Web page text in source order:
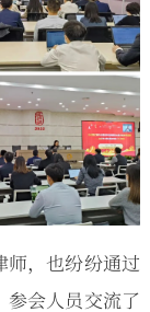
师，也纷纷通过
会人员交流了